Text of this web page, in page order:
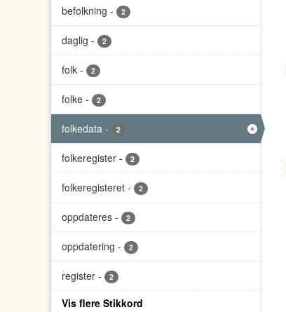
befolkning - 2
daglig - 2
folk - 2
folke - 2
folkedata - 2
folkeregister - 2
folkeregisteret - 2
oppdateres - 2
oppdatering - 2
register - 2
Vis flere Stikkord